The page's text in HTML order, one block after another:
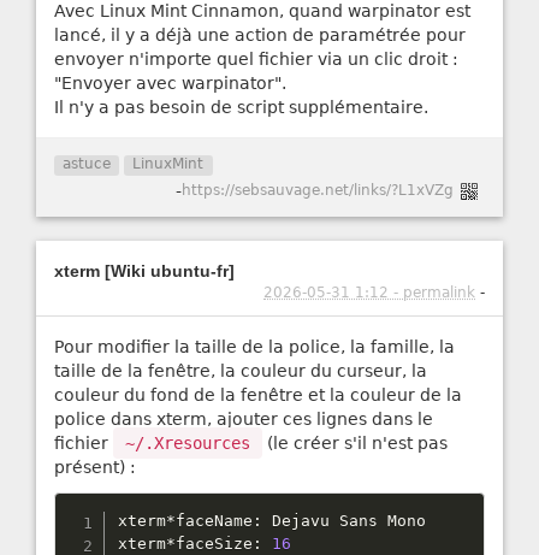
Avec Linux Mint Cinnamon, quand warpinator est
lancé, il y a déjà une action de paramétrée pour
envoyer n'importe quel fichier via un clic droit :
"Envoyer avec warpinator".
Il n'y a pas besoin de script supplémentaire.
astuce LinuxMint
-https://sebsauvage.net/links/?L1xVZg
xterm [Wiki ubuntu-fr]
2026-05-31 1:12 - permalink -
Pour modifier la taille de la police, la famille, la
taille de la fenêtre, la couleur du curseur, la
couleur du fond de la fenêtre et la couleur de la
police dans xterm, ajouter ces lignes dans le
fichier
~/.Xresources
(le créer s'il n'est pas
présent) :
xterm*faceName :
Dejavu Sans Mono
xterm*faceSize :
16